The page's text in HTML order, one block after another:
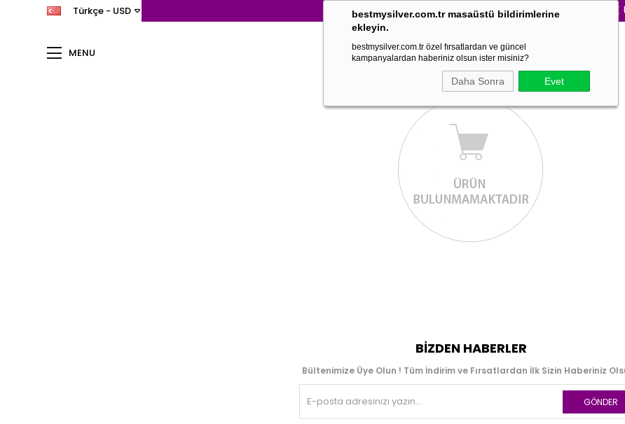
bestmysilver.com.tr masaüstü bildirimlerine
ekleyin.
bestmysilver.com.tr özel fırsatlardan ve güncel
kampanyalardan haberiniz olsun ister misiniz?
Daha Sonra Evet
3000₺ VE
MENU
Türkçe - USD
BIZDEN HABERLER
Bültenimize Üye Olun ! Tüm İndirim ve Fırsatlardan İlk Sizin Haberiniz
GÖNDER